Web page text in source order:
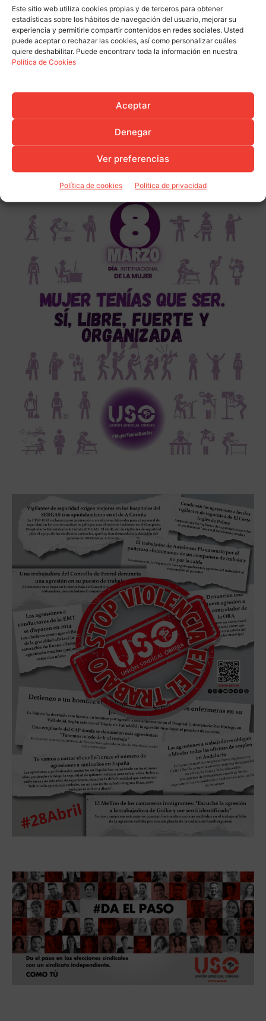
Este sitio web utiliza cookies propias y de terceros para obtener
estadísticas sobre los hábitos de navegación del usuario, mejorar su
experiencia y permitirle compartir contenidos en redes sociales. Usted
puede aceptar o rechazar las cookies, así como personalizar cuáles
quiere deshabilitar. Puede encontrarv toda la información en nuestra
Política de Cookies
Aceptar
Denegar
Ver preferencias
Política de cookies Política de privacidad